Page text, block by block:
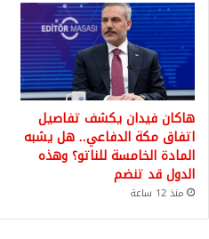
هاكان فيدان يكشف تفاصيل
اتفاق مكة الدفاعي.. هل يشبه
المادة الخامسة للناتو؟ وهذه
الدول قد تنضم
منذ 12 ساعة